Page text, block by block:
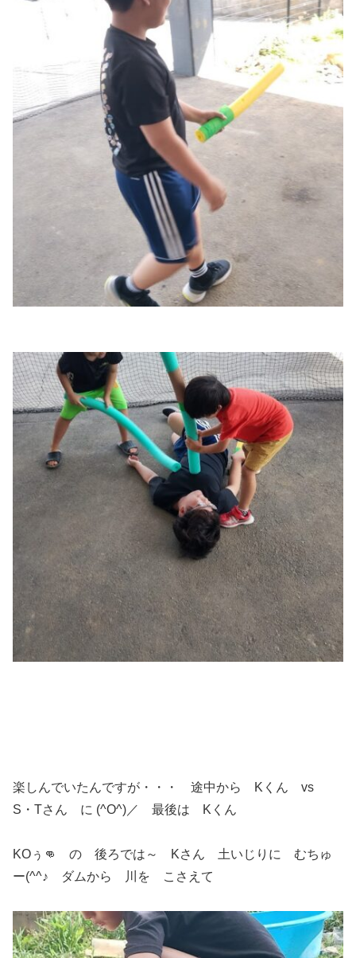
楽しんでいたんですが・・・ 途中から Kくん vs
S・Tさん に (^O^)／ 最後は Kくん
KOぅ👊 の 後ろでは～ Kさん 土いじりに むちゅ
ー(^^♪ ダムから 川を こさえて